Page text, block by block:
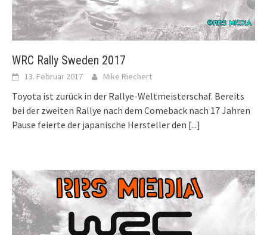
WRC Rally Sweden 2017
13. Februar 2017 Mike Riechert
Toyota ist zurück in der Rallye-Weltmeisterschaf. Bereits
bei der zweiten Rallye nach dem Comeback nach 17 Jahren
Pause feierte der japanische Hersteller den [...]